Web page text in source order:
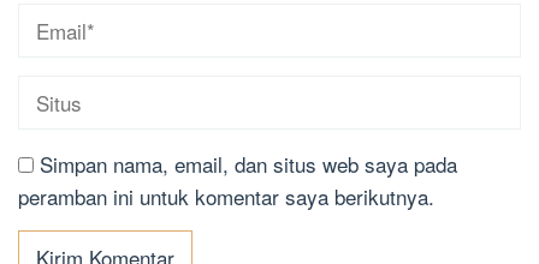
Simpan nama, email, dan situs web saya pada
peramban ini untuk komentar saya berikutnya.